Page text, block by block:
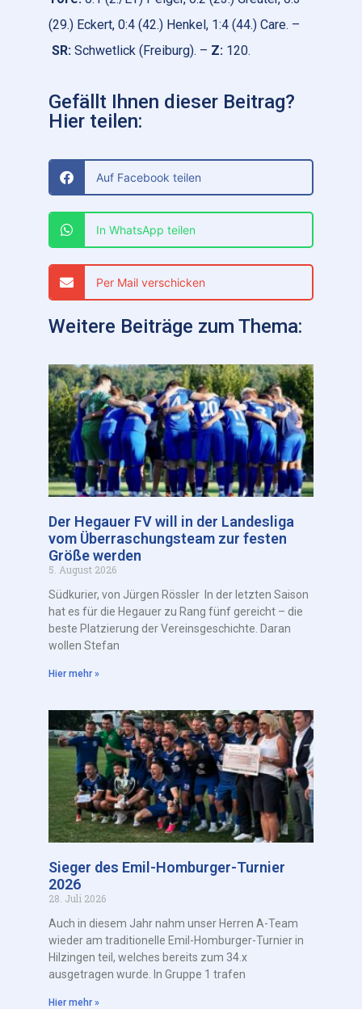
(29.) Eckert, 0:4 (42.) Henkel, 1:4 (44.) Care. –
SR: Schwetlick (Freiburg). – Z: 120.
Gefällt Ihnen dieser Beitrag?
Hier teilen:
Auf Facebook teilen
In WhatsApp teilen
Per Mail verschicken
Weitere Beiträge zum Thema:
Der Hegauer FV will in der Landesliga
vom Überraschungsteam zur festen
Größe werden
5. August 2026
Südkurier, von Jürgen Rössler In der letzten Saison
hat es für die Hegauer zu Rang fünf gereicht – die
beste Platzierung der Vereinsgeschichte. Daran
wollen Stefan
Hier mehr »
Sieger des Emil-Homburger-Turnier
2026
28. Juli 2026
Auch in diesem Jahr nahm unser Herren A-Team
wieder am traditionelle Emil-Homburger-Turnier in
Hilzingen teil, welches bereits zum 34.x
ausgetragen wurde. In Gruppe 1 trafen
Hier mehr »